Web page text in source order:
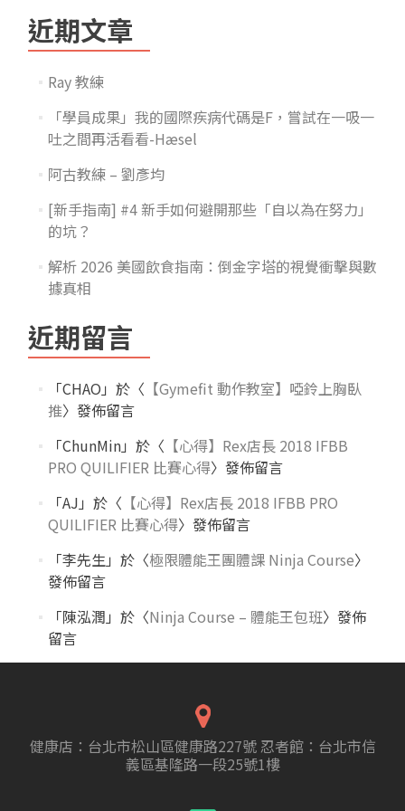
近期文章
Ray 教練
「學員成果」我的國際疾病代碼是F，嘗試在一吸一
吐之間再活看看-Hæsel
阿古教練 – 劉彥均
[新手指南] #4 新手如何避開那些「自以為在努力」
的坑？
解析 2026 美國飲食指南：倒金字塔的視覺衝擊與數
據真相
近期留言
「CHAO 」於〈 【Gymefit 動作教室】啞鈴上胸臥
推〉發佈留言
「ChunMin」於〈 【心得】Rex店長 2018 IFBB
PRO QUILIFIER 比賽心得〉發佈留言
「AJ 」於〈 【心得】Rex店長 2018 IFBB PRO
QUILIFIER 比賽心得〉發佈留言
「李先生」於〈極限體能王團體課 Ninja Course〉
發佈留言
「陳泓潤 」於〈Ninja Course – 體能王包班〉發佈
留言
健康店：台北市松山區健康路227號 忍者館：台北市信
義區基隆路一段25號1樓